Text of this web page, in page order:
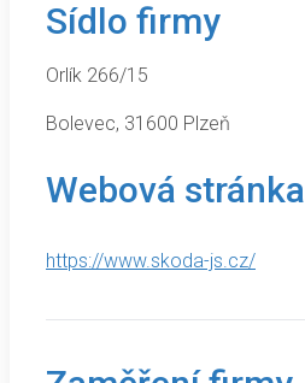
Sídlo firmy
Orlík 266/15
Bolevec, 31600 Plzeň
Webová stránka
https://www.skoda-js.cz/